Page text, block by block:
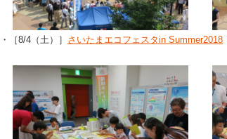
・［8/4（土）］ さいたまエコフェスタin Summer2018